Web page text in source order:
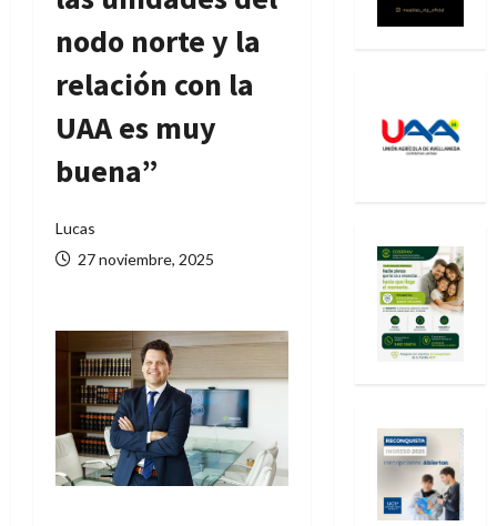
nodo norte y la
relación con la
UAA es muy
buena”
Lucas
27 noviembre, 2025